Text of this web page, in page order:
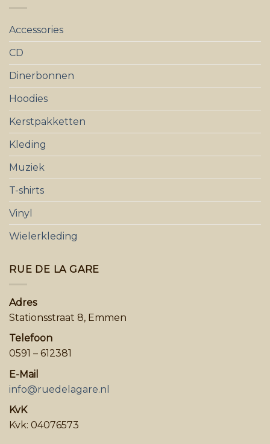
Accessories
CD
Dinerbonnen
Hoodies
Kerstpakketten
Kleding
Muziek
T-shirts
Vinyl
Wielerkleding
RUE DE LA GARE
Adres
Stationsstraat 8, Emmen
Telefoon
0591 – 612381
E-Mail
info@ruedelagare.nl
KvK
Kvk: 04076573